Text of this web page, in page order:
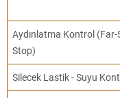
Aydınlatma Kontrol (Far-
Stop)
Silecek Lastik - Suyu